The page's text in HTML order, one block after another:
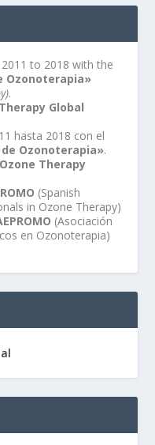
to 2018 with the
Ozonoterapia»
.
Global
hasta 2018 con el
Ozonoterapia».
Therapy
(Spanish
in Ozone Therapy)
(Asociación
en Ozonoterapia)